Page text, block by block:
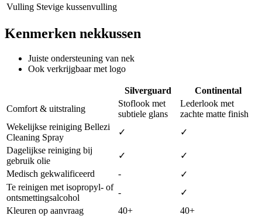
Vulling Stevige kussenvulling
Kenmerken nekkussen
Juiste ondersteuning van nek
Ook verkrijgbaar met logo
Silverguard
Continental
Comfort & uitstraling
Stoflook met
subtiele glans
Lederlook met
zachte matte finish
Wekelijkse reiniging Bellezi
Cleaning Spray
✓
✓
Dagelijkse reiniging bij
gebruik olie
✓
✓
Medisch gekwalificeerd
-
✓
Te reinigen met isopropyl- of
ontsmettingsalcohol
-
✓
Kleuren op aanvraag
40+ 40+